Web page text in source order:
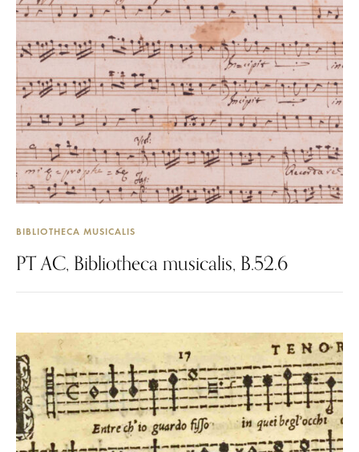
BIBLIOTHECA MUSICALIS
PT AC, Bibliotheca musicalis, B.52.6